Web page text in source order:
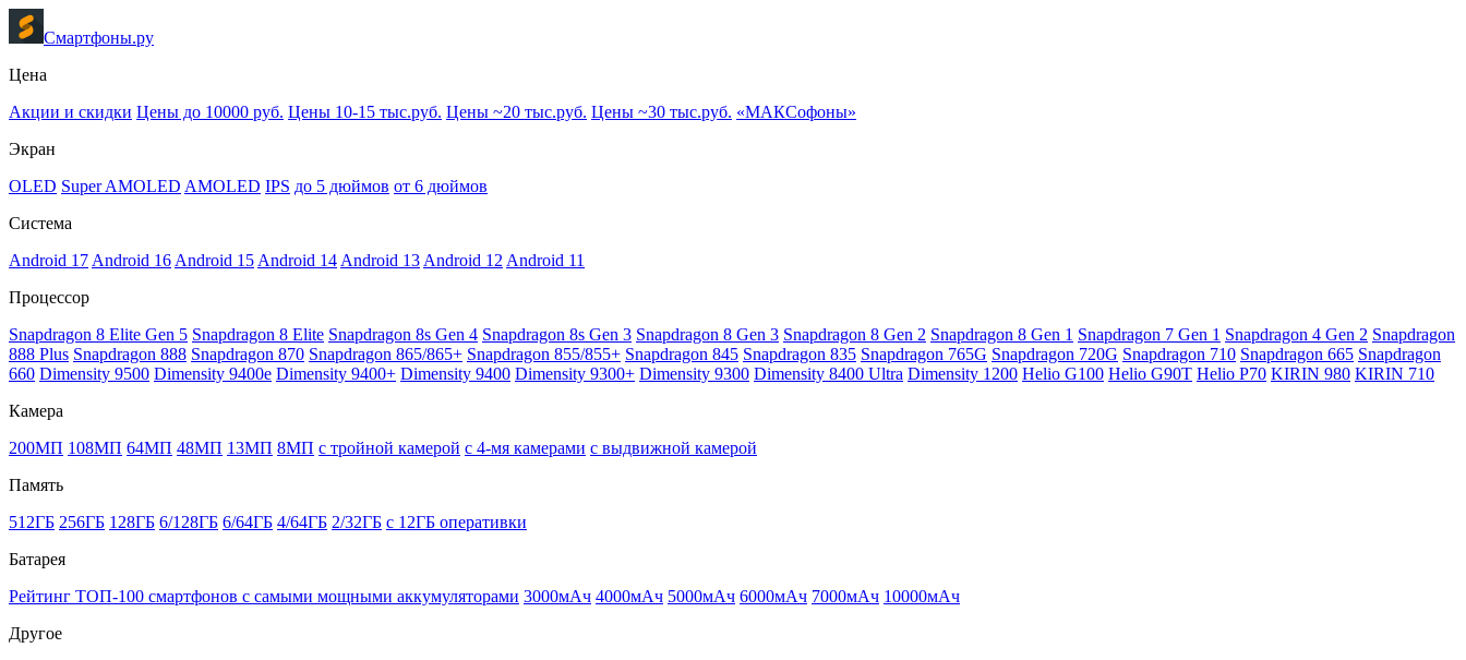
Смартфоны.ру
Цена
Акции и скидки Цены до 10000 руб. Цены 10-15 тыс.руб. Цены ~20 тыс.руб. Цены ~30 тыс.руб. «МАКСофоны»
Экран
OLED Super AMOLED AMOLED IPS до 5 дюймов от 6 дюймов
Система
Android 17 Android 16 Android 15 Android 14 Android 13 Android 12 Android 11
Процессор
Snapdragon 8 Elite Gen 5 Snapdragon 8 Elite Snapdragon 8s Gen 4 Snapdragon 8s Gen 3 Snapdragon 8 Gen 3 Snapdragon 8 Gen 2 Snapdragon 8 Gen 1 Snapdragon 7 Gen 1 Snapdragon 4 Gen 2 Snapdragon
888 Plus Snapdragon 888 Snapdragon 870 Snapdragon 865/865+ Snapdragon 855/855+ Snapdragon 845 Snapdragon 835 Snapdragon 765G Snapdragon 720G Snapdragon 710 Snapdragon 665 Snapdragon
660 Dimensity 9500 Dimensity 9400e Dimensity 9400+ Dimensity 9400 Dimensity 9300+ Dimensity 9300 Dimensity 8400 Ultra Dimensity 1200 Helio G100 Helio G90T Helio P70 KIRIN 980 KIRIN 710
Камера
200МП 108МП 64МП 48МП 13МП 8МП с тройной камерой с 4-мя камерами с выдвижной камерой
Память
512ГБ 256ГБ 128ГБ 6/128ГБ 6/64ГБ 4/64ГБ 2/32ГБ с 12ГБ оперативки
Батарея
Рейтинг ТОП-100 смартфонов с самыми мощными аккумуляторами 3000мАч 4000мАч 5000мАч 6000мАч 7000мАч 10000мАч
Другое